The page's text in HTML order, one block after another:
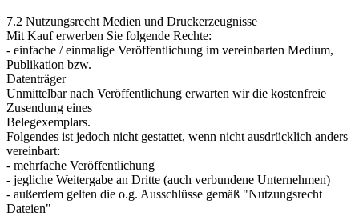
7.2 Nutzungsrecht Medien und Druckerzeugnisse
Mit Kauf erwerben Sie folgende Rechte:
- einfache / einmalige Veröffentlichung im vereinbarten Medium,
Publikation bzw.
Datenträger
Unmittelbar nach Veröffentlichung erwarten wir die kostenfreie
Zusendung eines
Belegexemplars.
Folgendes ist jedoch nicht gestattet, wenn nicht ausdrücklich anders
vereinbart:
- mehrfache Veröffentlichung
- jegliche Weitergabe an Dritte (auch verbundene Unternehmen)
- außerdem gelten die o.g. Ausschlüsse gemäß "Nutzungsrecht
Dateien"